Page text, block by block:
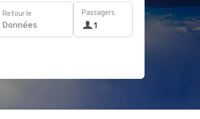
Retour le
Données
Passagers
1